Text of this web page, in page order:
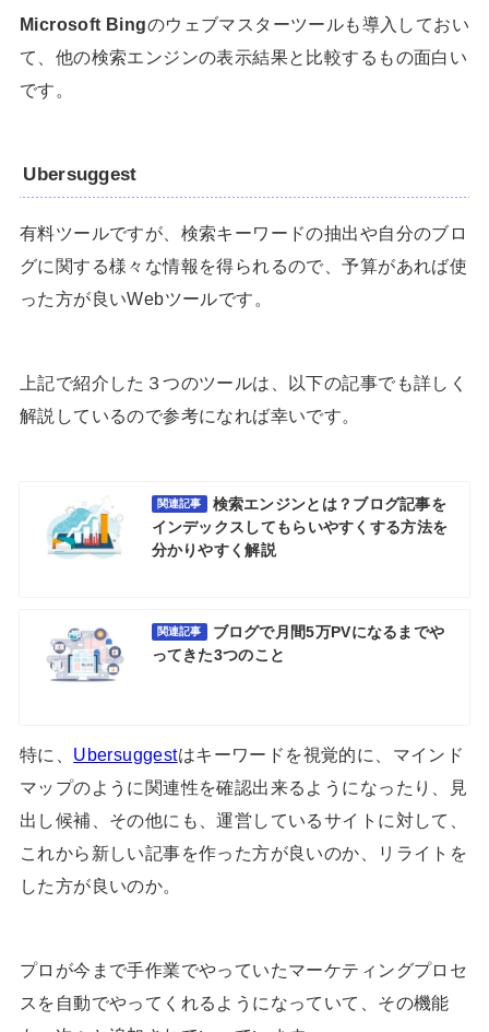
Microsoft Bingのウェブマスターツールも導入しておい
て、他の検索エンジンの表示結果と比較するもの面白い
です。
Ubersuggest
有料ツールですが、検索キーワードの抽出や自分のブロ
グに関する様々な情報を得られるので、予算があれば使
った方が良いWebツールです。
上記で紹介した３つのツールは、以下の記事でも詳しく
解説しているので参考になれば幸いです。
関連記事
検索エンジンとは？ブログ記事を
インデックスしてもらいやすくする方法を
分かりやすく解説
関連記事
ブログで月間5万PVになるまでや
ってきた3つのこと
特に、 Ubersuggestはキーワードを視覚的に、マインド
マップのように関連性を確認出来るようになったり、見
出し候補、その他にも、運営しているサイトに対して、
これから新しい記事を作った方が良いのか、リライトを
した方が良いのか。
プロが今まで手作業でやっていたマーケティングプロセ
スを自動でやってくれるようになっていて、その機能